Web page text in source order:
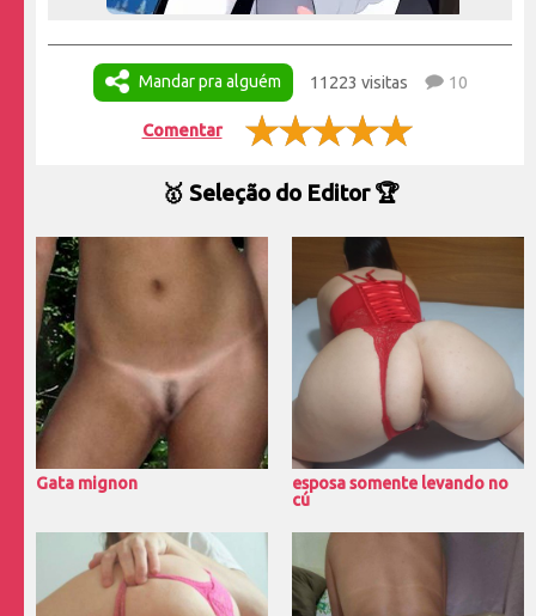
Mandar pra alguém 11223 visitas 10
Comentar
🥇 Seleção do Editor 🏆
Gata mignon
esposa somente levando no
cú